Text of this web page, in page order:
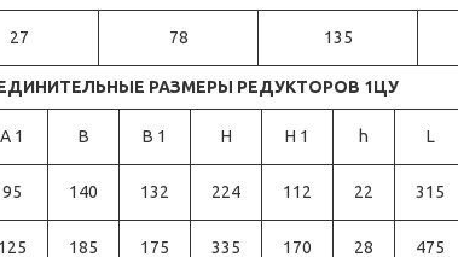
27 78 135
РАЗМЕРЫ РЕДУКТОРОВ 1ЦУ
A 1 B B 1 H H 1 h L
95 140 132 224 112 22 315
125 185 175 335 170 28 475